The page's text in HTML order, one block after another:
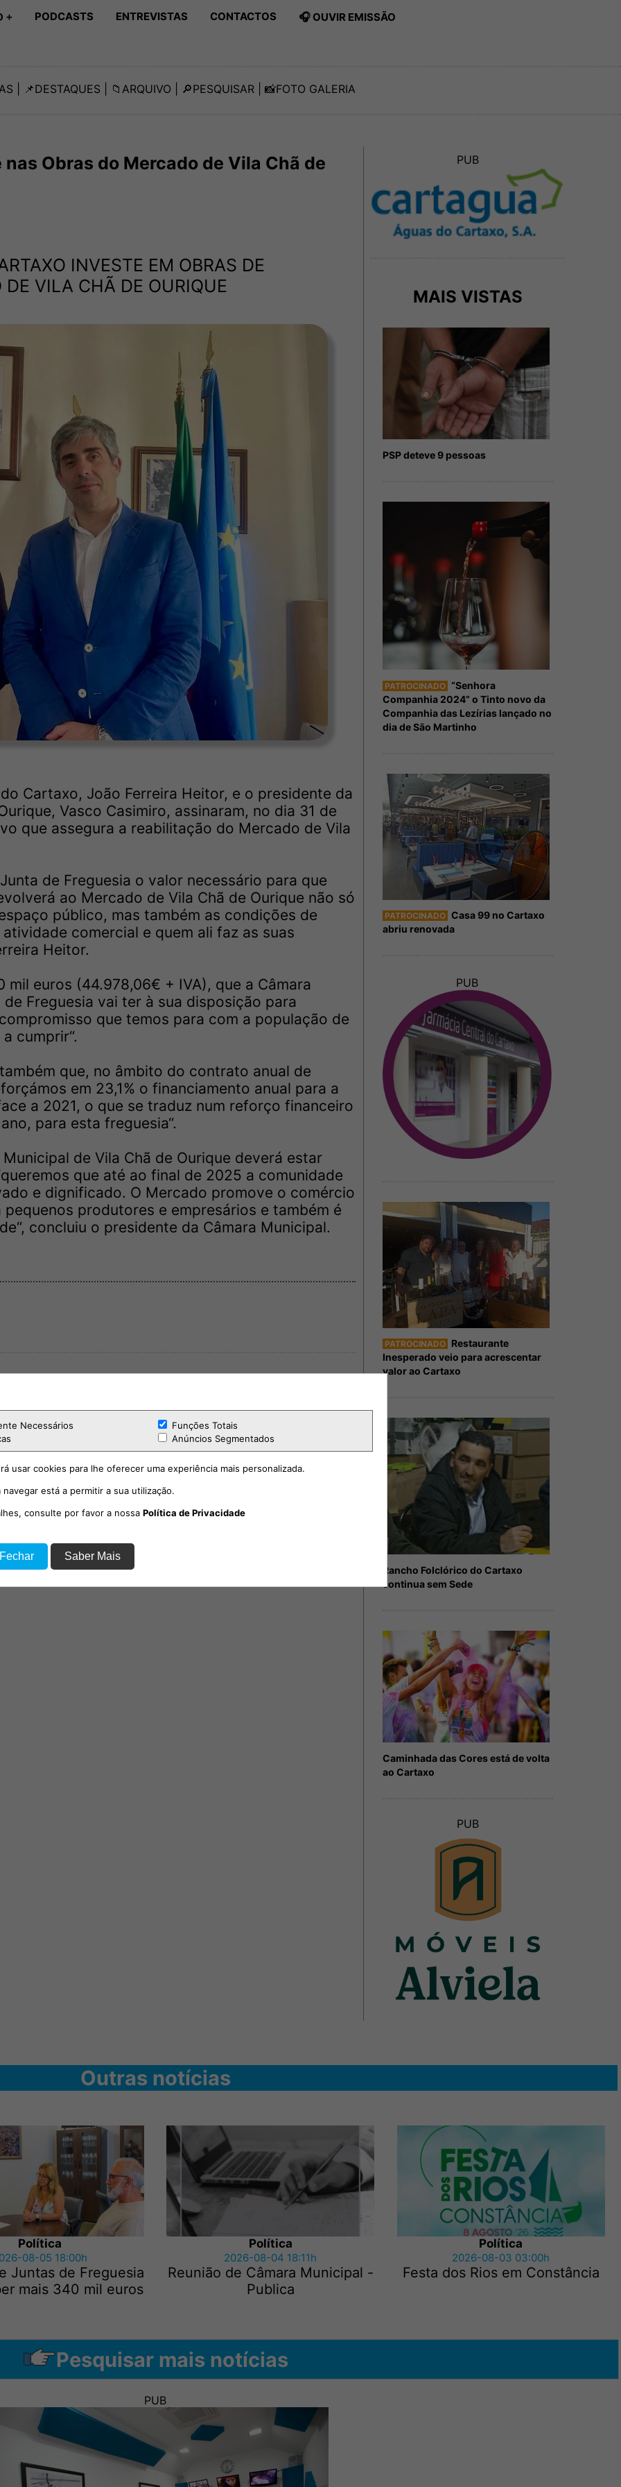
+ PODCASTS ENTREVISTAS CONTACTOS 🎧 OUVIR EMISSÃO
| 📌DESTAQUES | 📁 ARQUIVO | 🔎PESQUISAR | 📸FOTO GALERIA
Obras do Mercado de Vila Chã de
INVESTE EM OBRAS DE
DE VILA CHÃ DE OURIQUE
Cartaxo, João Ferreira Heitor, e o presidente da
Vasco Casimiro, assinaram, no dia 31 de
que assegura a reabilitação do Mercado de Vila
de Freguesia o valor necessário para que
ao Mercado de Vila Chã de Ourique não só
público, mas também as condições de
comercial e quem ali faz as suas
Heitor.
mil euros (44.978,06€ + IVA), que a Câmara
Freguesia vai ter à sua disposição para
que temos para com a população de
cumprir“.
que, no âmbito do contrato anual de
em 23,1% o financiamento anual para a
a 2021, o que se traduz num reforço financeiro
para esta freguesia“.
de Vila Chã de Ourique deverá estar
que até ao final de 2025 a comunidade
e dignificado. O Mercado promove o comércio
produtores e empresários e também é
concluiu o presidente da Câmara Municipal.
PUB
MAIS VISTAS
PSP deteve 9 pessoas
PATROCINADO “Senhora
Companhia 2024” o Tinto novo da
Companhia das Lezírias lançado no
dia de São Martinho
PATROCINADO Casa 99 no Cartaxo
abriu renovada
PUB
PATROCINADO Restaurante
Inesperado veio para acrescentar
valor ao Cartaxo
Rancho Folclórico do Cartaxo
continua sem Sede
Caminhada das Cores está de volta
ao Cartaxo
PUB
Outras notícias
Política
08-05 18:00h
Juntas de Freguesia
mais 340 mil euros
Política
2026-08-04 18:11h
Reunião de Câmara Municipal -
Publica
Política
2026-08-03 03:00h
Festa dos Rios em Constância
Pesquisar mais notícias
PUB
Necessários
Funções Totais
Anúncios Segmentados
usar cookies para lhe oferecer uma experiência mais personalizada.
está a permitir a sua utilização.
consulte por favor a nossa Política de Privacidade
Saber Mais